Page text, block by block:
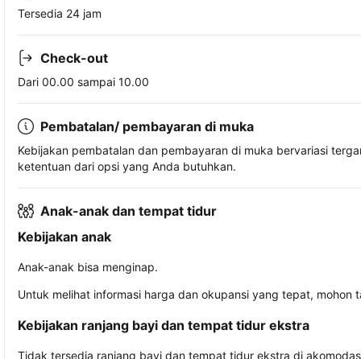
Tersedia 24 jam
Check-out
Dari 00.00 sampai 10.00
Pembatalan/ pembayaran di muka
Kebijakan pembatalan dan pembayaran di muka bervariasi
ketentuan dari opsi yang Anda butuhkan.
Anak-anak dan tempat tidur
Kebijakan anak
Anak-anak bisa menginap.
Untuk melihat informasi harga dan okupansi yang tepat,
Kebijakan ranjang bayi dan tempat tidur ekstra
Tidak tersedia ranjang bayi dan tempat tidur ekstra di